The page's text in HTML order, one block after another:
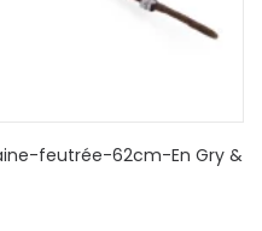
feutrée-62cm-En Gry &